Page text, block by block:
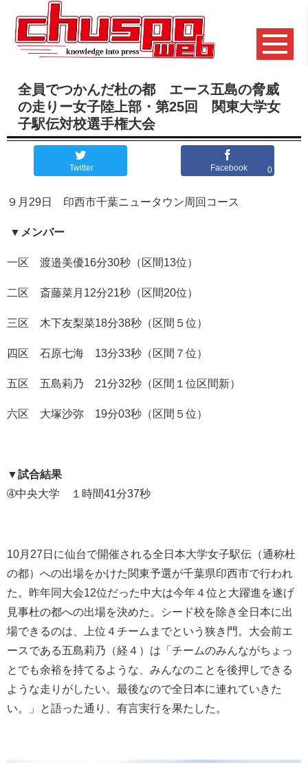
全員でつかんだ杜の都 エース五島の脅威
の走りー女子陸上部・第25回 関東大学女
子駅伝対校選手権大会
Twitter Facebook 0
９月29日 印西市千葉ニュータウン周回コース
▼ メンバー
一区 渡邉美優16分30秒（区間13位）
二区 斎藤菜月12分21秒（区間20位）
三区 木下友梨菜18分38秒（区間５位）
四区 石原七海 13分33秒（区間７位）
五区 五島莉乃 21分32秒（区間１位区間新）
六区 大塚沙弥 19分03秒（区間５位）
▼試合結果
➃中央大学 １時間41分37秒
10月27日に仙台で開催される全日本大学女子駅伝（通称杜
の都）への出場をかけた関東予選が千葉県印西市で行われ
た。昨年同大会12位だった中大は今年４位と大躍進を遂げ
見事杜の都への出場を決めた。シード校を除き全日本に出
場できるのは、上位４チームまでという狭き門。大会前エ
ースである五島莉乃（経４）は「チームのみんながちょっ
とでも余裕を持てるような、みんなのことを後押しできる
ような走りがしたい。最後なので全日本に連れていきた
い。」と語った通り、有言実行を果たした。